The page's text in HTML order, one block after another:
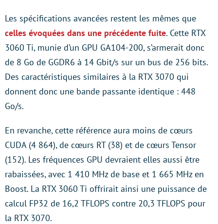
Les spécifications avancées restent les mêmes que
celles évoquées dans une précédente fuite. Cette RTX
3060 Ti, munie d’un GPU GA104-200, s’armerait donc
de 8 Go de GGDR6 à 14 Gbit/s sur un bus de 256 bits.
Des caractéristiques similaires à la RTX 3070 qui
donnent donc une bande passante identique : 448
Go/s.
En revanche, cette référence aura moins de cœurs
CUDA (4 864), de cœurs RT (38) et de cœurs Tensor
(152). Les fréquences GPU devraient elles aussi être
rabaissées, avec 1 410 MHz de base et 1 665 MHz en
Boost. La RTX 3060 Ti offrirait ainsi une puissance de
calcul FP32 de 16,2 TFLOPS contre 20,3 TFLOPS pour
la RTX 3070.